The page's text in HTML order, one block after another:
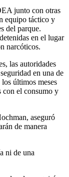
junto con otras
equipo táctico y
del parque.
en el lugar
narcóticos.
las autoridades
en una de
últimos meses
con el consumo y
aseguró
de manera
ni de una